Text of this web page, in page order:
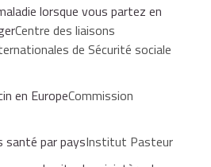
varient beaucoup d'un
Certains services
en France, mais payants
Avant de consulter un
celui-ci est affilié au
lorsque vous partez en
Centre des liaisons
de Sécurité sociale
en EuropeCommission
santé par paysInstitut Pasteur